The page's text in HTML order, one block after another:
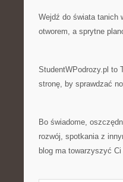
Wejdź do świata tanich
otworem, a sprytne
StudentWPodrozy.pl to
stronę, by sprawdzać
Bo świadome,
rozwój, spotkania z
blog ma towarzyszyć